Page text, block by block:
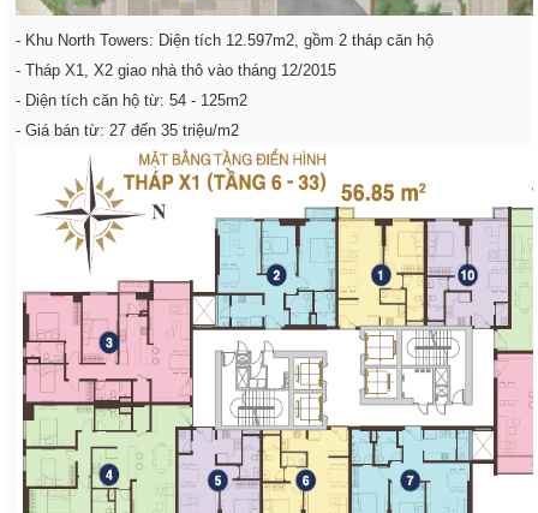
- Khu North Towers: Diện tích 12.597m2, gồm 2 tháp căn hộ
- Tháp X1, X2 giao nhà thô vào tháng 12/2015
- Diện tích căn hộ từ: 54 - 125m2
- Giá bán từ: 27 đến 35 triệu/m2